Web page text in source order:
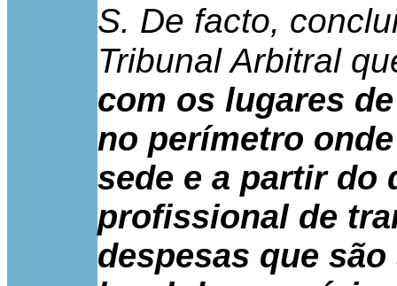
S. De facto,
Tribunal Arbitral
com os lugares
no perímetro
sede e a partir do
profissional de
despesas que